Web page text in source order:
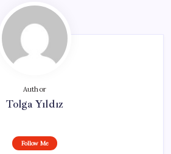
Author
Tolga Yıldız
Follow Me